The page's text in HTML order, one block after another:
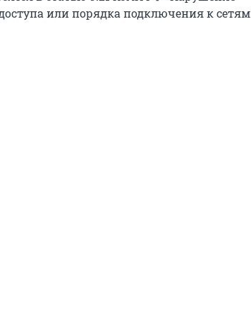
или порядка подключения к сетям